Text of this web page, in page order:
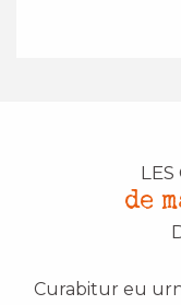
LES
de
Curabitur eu